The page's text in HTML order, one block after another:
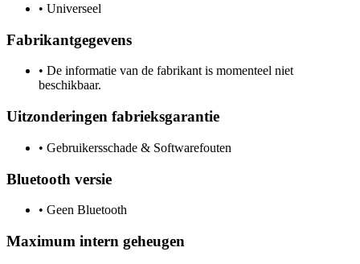
• Universeel
Fabrikantgegevens
• De informatie van de fabrikant is momenteel niet
beschikbaar.
Uitzonderingen fabrieksgarantie
• Gebruikersschade & Softwarefouten
Bluetooth versie
• Geen Bluetooth
Maximum intern geheugen